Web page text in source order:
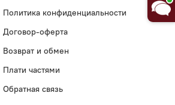
Политика конфиденциальности
Договор-оферта
Возврат и обмен
Плати частями
Обратная связь